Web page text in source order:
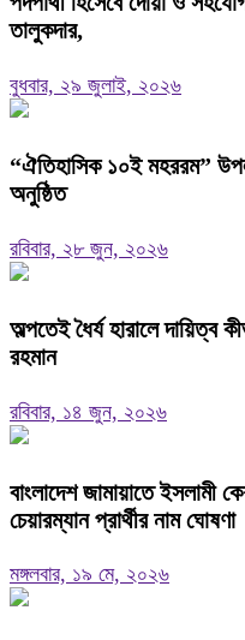
তালুকদার,
বুধবার, ২৯ জুলাই, ২০২৬
“ঐতিহাসিক ১০ই মহররম”
অনুষ্ঠিত
রবিবার, ২৮ জুন, ২০২৬
অল্পতেই ধৈর্য হারালে দায়িত্ব
রহমান
রবিবার, ১৪ জুন, ২০২৬
বাংলাদেশ জামায়াতে
চেয়ারম্যান প্রার্থীর নাম ঘোষণা
মঙ্গলবার, ১৯ মে, ২০২৬